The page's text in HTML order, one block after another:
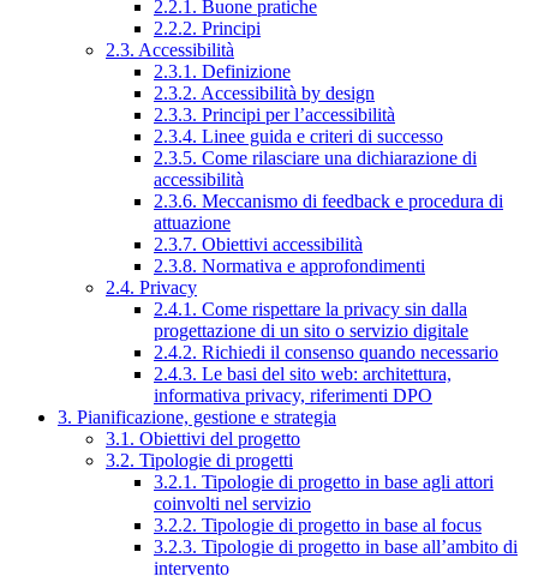
2.2.1. Buone pratiche
2.2.2. Principi
2.3. Accessibilità
2.3.1. Definizione
2.3.2. Accessibilità by design
2.3.3. Principi per l’accessibilità
2.3.4. Linee guida e criteri di successo
2.3.5. Come rilasciare una dichiarazione di
accessibilità
2.3.6. Meccanismo di feedback e procedura di
attuazione
2.3.7. Obiettivi accessibilità
2.3.8. Normativa e approfondimenti
2.4. Privacy
2.4.1. Come rispettare la privacy sin dalla
progettazione di un sito o servizio digitale
2.4.2. Richiedi il consenso quando necessario
2.4.3. Le basi del sito web: architettura,
informativa privacy, riferimenti DPO
3. Pianificazione, gestione e strategia
3.1. Obiettivi del progetto
3.2. Tipologie di progetti
3.2.1. Tipologie di progetto in base agli attori
coinvolti nel servizio
3.2.2. Tipologie di progetto in base al focus
3.2.3. Tipologie di progetto in base all’ambito di
intervento